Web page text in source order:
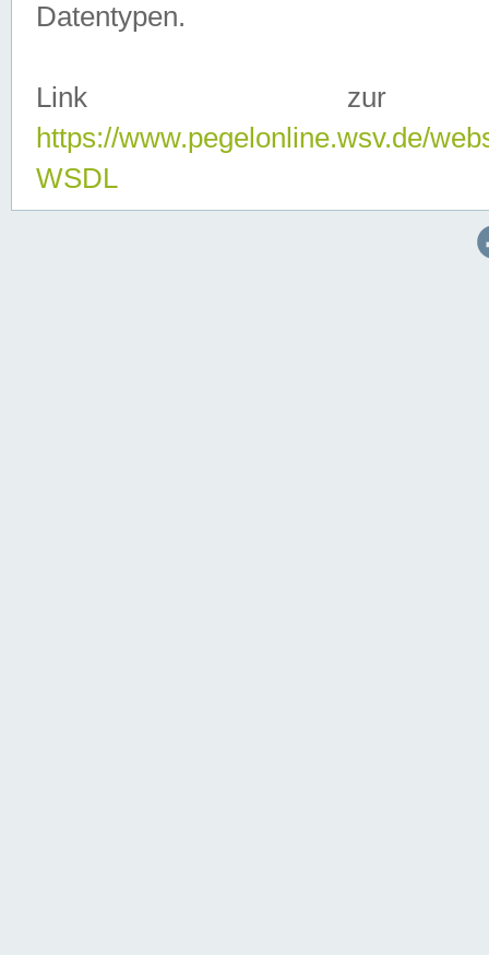
Datentypen.
Link zur
https://www.pegelonline.wsv.de/
WSDL